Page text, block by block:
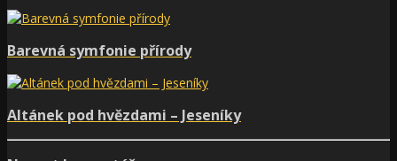
Barevná symfonie přírody
Altánek pod hvězdami – Jeseníky